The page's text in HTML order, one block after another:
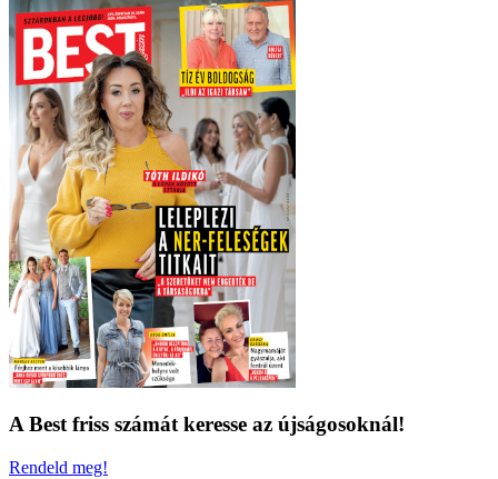
A Best friss számát keresse az újságosoknál!
Rendeld meg!